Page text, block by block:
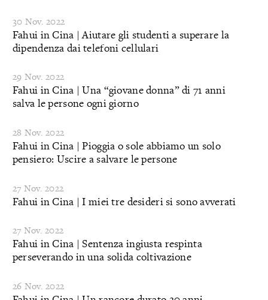
30 Nov. 2022
Fahui in Cina | Aiutare gli studenti a superare la
dipendenza dai telefoni cellulari
29 Nov. 2022
Fahui in Cina | Una “giovane donna” di 71 anni
salva le persone ogni giorno
28 Nov. 2022
Fahui in Cina | Pioggia o sole abbiamo un solo
pensiero: Uscire a salvare le persone
27 Nov. 2022
Fahui in Cina | I miei tre desideri si sono avverati
27 Nov. 2022
Fahui in Cina | Sentenza ingiusta respinta
perseverando in una solida coltivazione
26 Nov. 2022